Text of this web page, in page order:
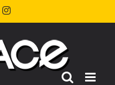
Instagram